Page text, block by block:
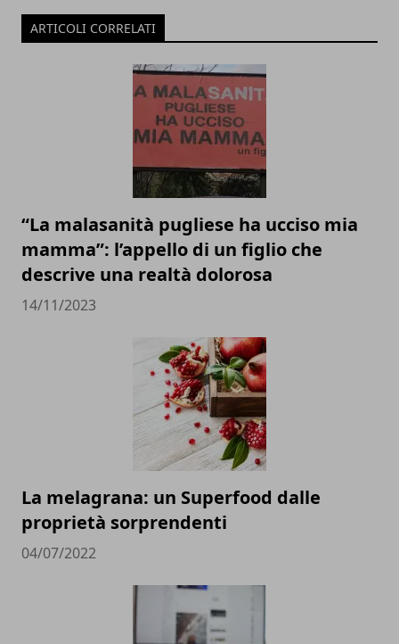
ARTICOLI CORRELATI
“La malasanità pugliese ha ucciso mia
mamma”: l’appello di un figlio che
descrive una realtà dolorosa
14/11/2023
La melagrana: un Superfood dalle
proprietà sorprendenti
04/07/2022